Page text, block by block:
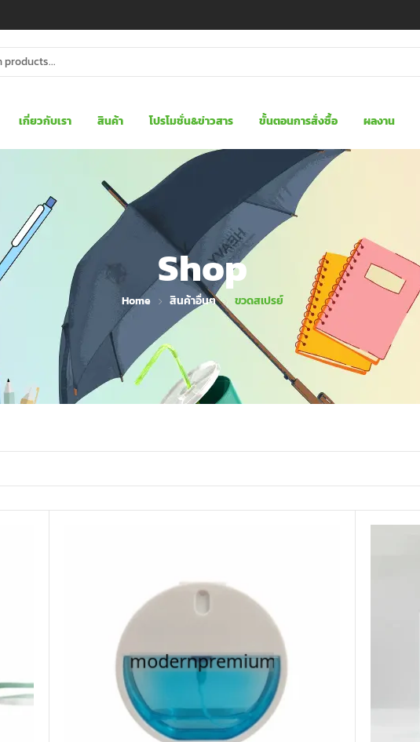
เกี่ยวกับเรา สินค้า โปรโมชั่น&ข่าวสาร ขั้นตอนการสั่งซื้อ ผลงาน
Shop
Home สินค้าอื่นๆ ขวดสเปรย์